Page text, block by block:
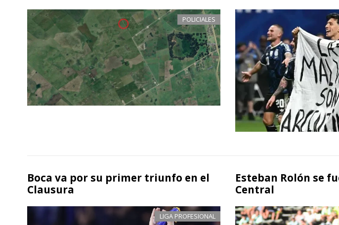
POLICIALES
Boca va por su primer triunfo en el
Clausura
LIGA PROFESIONAL
Esteban Rolón se
Central